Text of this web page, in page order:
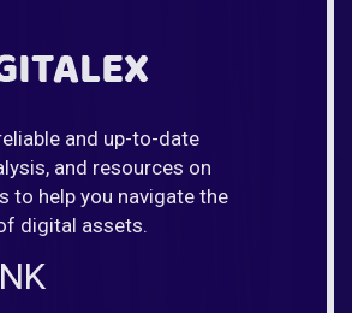
and up-to-date
and resources on
to help you navigate the
digital assets.